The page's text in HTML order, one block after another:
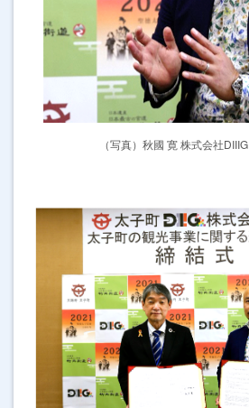
（写真）秋國 寛 株式会社